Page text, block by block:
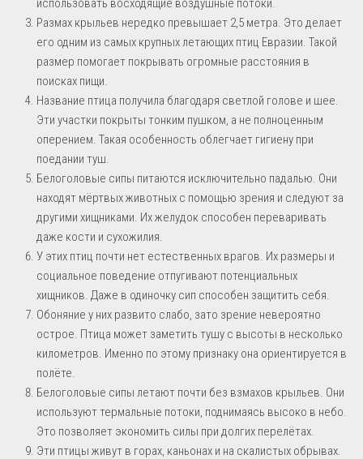
использовать восходящие воздушные потоки.
Размах крыльев нередко превышает 2,5 метра. Это делает
его одним из самых крупных летающих птиц Евразии. Такой
размер помогает покрывать огромные расстояния в
поисках пищи.
Название птица получила благодаря светлой голове и шее.
Эти участки покрыты тонким пушком, а не полноценным
оперением. Такая особенность облегчает гигиену при
поедании туш.
Белоголовые сипы питаются исключительно падалью. Они
находят мёртвых животных с помощью зрения и следуют за
другими хищниками. Их желудок способен переваривать
даже кости и сухожилия.
У этих птиц почти нет естественных врагов. Их размеры и
социальное поведение отпугивают потенциальных
хищников. Даже в одиночку сип способен защитить себя.
Обоняние у них развито слабо, зато зрение невероятно
острое. Птица может заметить тушу с высоты в несколько
километров. Именно по этому признаку она ориентируется в
полёте.
Белоголовые сипы летают почти без взмахов крыльев. Они
используют термальные потоки, поднимаясь высоко в небо.
Это позволяет экономить силы при долгих перелётах.
Эти птицы живут в горах, каньонах и на скалистых обрывах.